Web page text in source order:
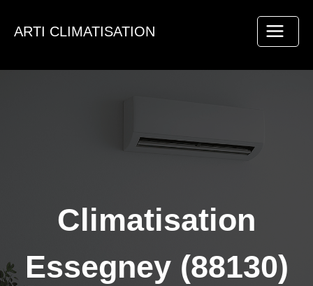
ARTI CLIMATISATION
Climatisation
Essegney (88130)